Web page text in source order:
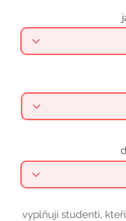
vyplňují studenti,